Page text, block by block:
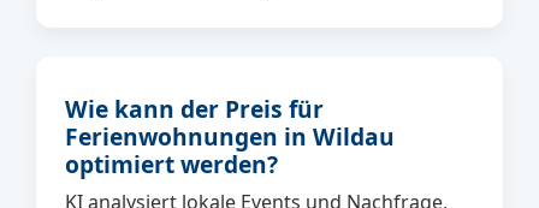
Wie kann der Preis für
Ferienwohnungen in Wildau
optimiert werden?
KI analysiert lokale Events und Nachfrage,